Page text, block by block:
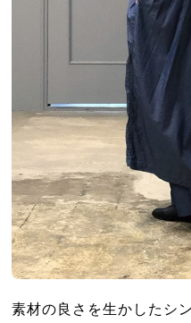
素材の良さを生かしたシ